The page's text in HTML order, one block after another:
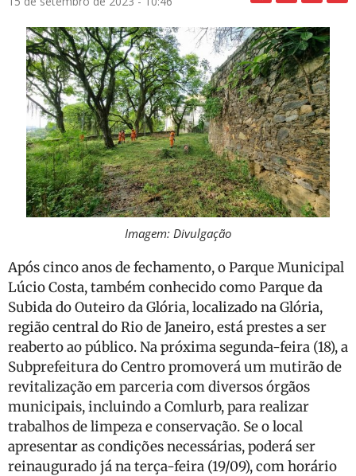
Imagem: Divulgação
Após cinco anos de fechamento, o Parque Municipal
Lúcio Costa, também conhecido como Parque da
Subida do Outeiro da Glória, localizado na Glória,
região central do Rio de Janeiro, está prestes a ser
reaberto ao público. Na próxima segunda-feira (18), a
Subprefeitura do Centro promoverá um mutirão de
revitalização em parceria com diversos órgãos
municipais, incluindo a Comlurb, para realizar
trabalhos de limpeza e conservação. Se o local
apresentar as condições necessárias, poderá ser
reinaugurado já na terça-feira (19/09), com horário